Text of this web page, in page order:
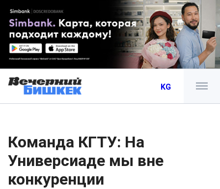
KG
Команда КГТУ: На
Универсиаде мы вне
конкуренции